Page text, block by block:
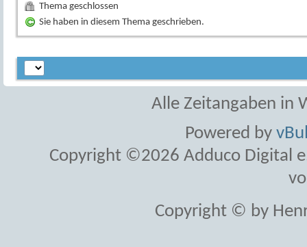
Thema geschlossen
Sie haben in diesem Thema geschrieben.
Alle Zeitangaben in
Powered by
Copyright ©2026 Adduco Digital
Copyright © by